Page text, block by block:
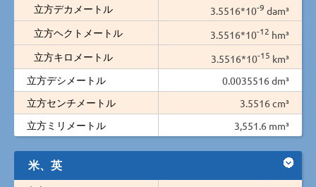
立方デカメートル
3.5516*10-9 dam³
立方ヘクトメートル
3.5516*10-12 hm³
立方キロメートル
3.5516*10-15 km³
立方デシメートル
0.0035516 dm³
立方センチメートル
3.5516 cm³
立方ミリメートル
3,551.6 mm³
米、英